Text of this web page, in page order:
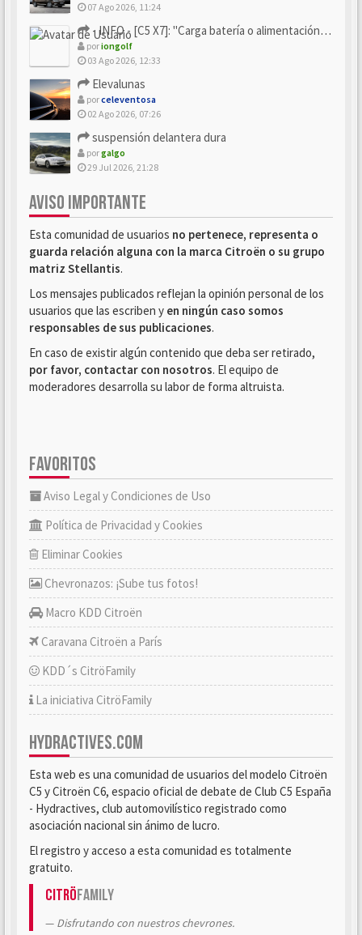
07 Ago 2026, 11:24
- INFO - [C5 X7]: "Carga batería o alimentación eléctri...
poriongolf
03 Ago 2026, 12:33
Elevalunas
porceleventosa
02 Ago 2026, 07:26
suspensión delantera dura
porgalgo
29 Jul 2026, 21:28
AVISO IMPORTANTE
Esta comunidad de usuarios no pertenece, representa o
guarda relación alguna con la marca Citroën o su grupo
matriz Stellantis.
Los mensajes publicados reflejan la opinión personal de los
usuarios que las escriben y en ningún caso somos
responsables de sus publicaciones.
En caso de existir algún contenido que deba ser retirado,
por favor, contactar con nosotros. El equipo de
moderadores desarrolla su labor de forma altruista.
FAVORITOS
Aviso Legal y Condiciones de Uso
Política de Privacidad y Cookies
Eliminar Cookies
Chevronazos: ¡Sube tus fotos!
Macro KDD Citroën
Caravana Citroën a París
KDD´s CitröFamily
La iniciativa CitröFamily
HYDRACTIVES.COM
Esta web es una comunidad de usuarios del modelo Citroën
C5 y Citroën C6, espacio oficial de debate de Club C5 España
- Hydractives, club automovilístico registrado como
asociación nacional sin ánimo de lucro.
El registro y acceso a esta comunidad es totalmente
gratuito.
CitröFamily
Disfrutando con nuestros chevrones.